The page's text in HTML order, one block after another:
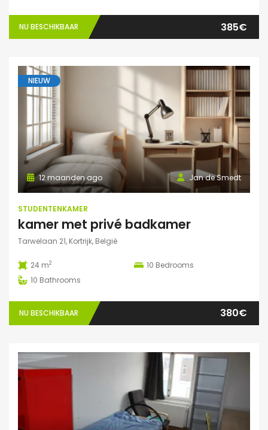
NU BESCHIKBAAR 385€
NIEUW
Jan de Smedt
12 maanden ago
STUDENTENKAMER
kamer met privé badkamer
Tarwelaan 21, Kortrijk, België
24 m2 10 Bedrooms
10 Bathrooms
NU BESCHIKBAAR 380€